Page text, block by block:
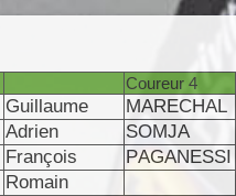
Coureur 4
Guillaume MARECHAL
Adrien SOMJA
François PAGANESSI
Romain